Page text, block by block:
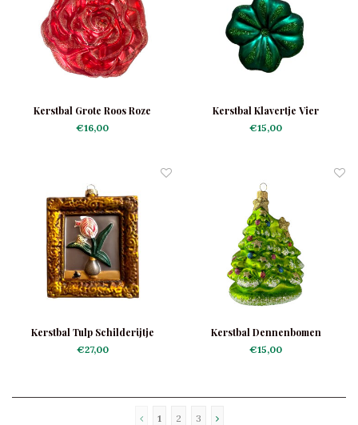
Kerstbal Grote Roos Roze
€16,00
Kerstbal Klavertje Vier
Donkergroen
€15,00
Kerstbal Tulp Schilderijtje
€27,00
Kerstbal Dennenbomen
€15,00
1 2 3